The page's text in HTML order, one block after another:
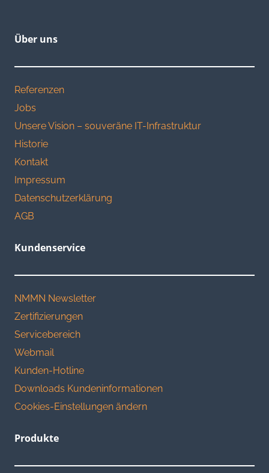
Über uns
Referenzen
Jobs
Unsere Vision – souveräne IT-Infrastruktur
Historie
Kontakt
Impressum
Datenschutzerklärung
AGB
Kundenservice
NMMN Newsletter
Zertifizierungen
Servicebereich
Webmail
Kunden-Hotline
Downloads Kundeninformationen
Cookies-Einstellungen ändern
Produkte